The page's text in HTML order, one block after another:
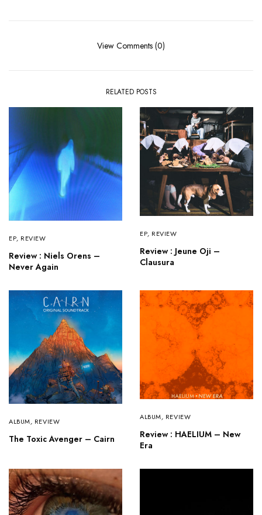
View Comments (0)
RELATED POSTS
EP, REVIEW
Review : Niels Orens –
Never Again
EP, REVIEW
Review : Jeune Oji –
Clausura
ALBUM, REVIEW
The Toxic Avenger – Cairn
ALBUM, REVIEW
Review : HAELIUM – New
Era